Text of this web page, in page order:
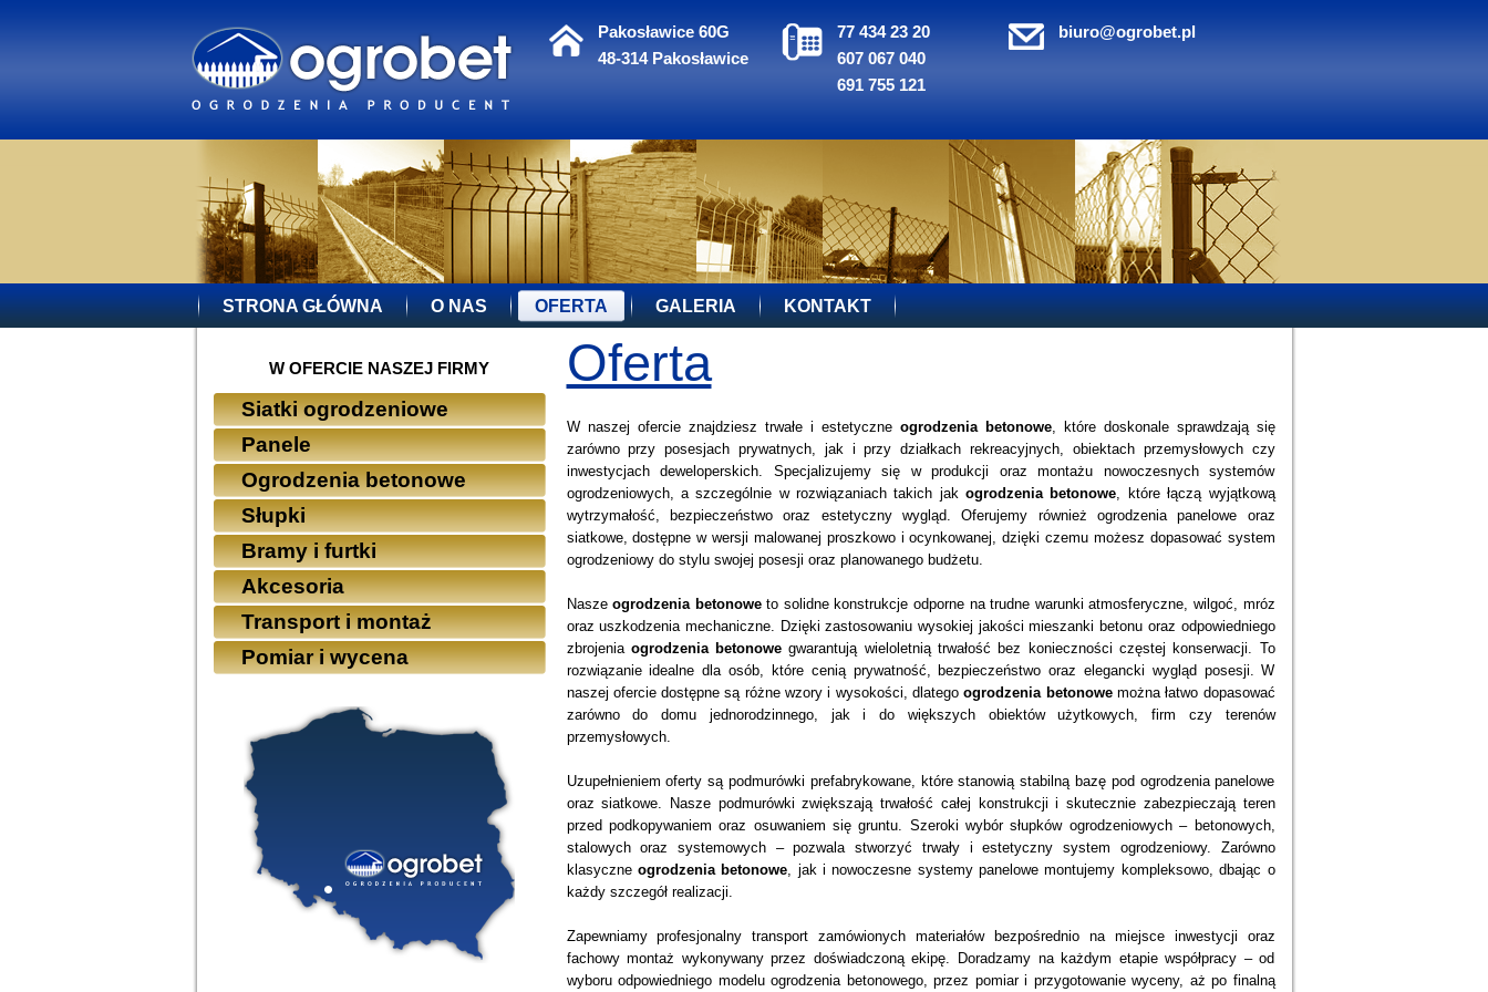
Pakosławice 60G
48-314 Pakosławice
77 434 23 20
607 067 040
691 755 121
biuro@ogrobet.pl
STRONA GŁÓWNA O NAS OFERTA GALERIA KONTAKT
W OFERCIE NASZEJ FIRMY
Siatki ogrodzeniowe
Panele
Ogrodzenia betonowe
Słupki
Bramy i furtki
Akcesoria
Transport i montaż
Pomiar i wycena
Oferta
W naszej ofercie znajdziesz trwałe i estetyczne ogrodzenia betonowe, które doskonale sprawdzają się
zarówno przy posesjach prywatnych, jak i przy działkach rekreacyjnych, obiektach przemysłowych czy
inwestycjach deweloperskich. Specjalizujemy się w produkcji oraz montażu nowoczesnych systemów
ogrodzeniowych, a szczególnie w rozwiązaniach takich jakogrodzenia betonowe, które łączą wyjątkową
wytrzymałość, bezpieczeństwo oraz estetyczny wygląd. Oferujemy również ogrodzenia panelowe oraz
siatkowe, dostępne w wersji malowanej proszkowo i ocynkowanej, dzięki czemu możesz dopasować system
ogrodzeniowy do stylu swojej posesji oraz planowanego budżetu.
Naszeogrodzenia betonoweto solidne konstrukcje odporne na trudne warunki atmosferyczne, wilgoć, mróz
oraz uszkodzenia mechaniczne. Dzięki zastosowaniu wysokiej jakości mieszanki betonu oraz odpowiedniego
zbrojenia ogrodzenia betonowe gwarantują wieloletnią trwałość bez konieczności częstej konserwacji. To
rozwiązanie idealne dla osób, które cenią prywatność, bezpieczeństwo oraz elegancki wygląd posesji. W
naszej ofercie dostępne są różne wzory i wysokości, dlategoogrodzenia betonowemożna łatwo dopasować
zarówno do domu jednorodzinnego, jak i do większych obiektów użytkowych, firm czy terenów
przemysłowych.
Uzupełnieniem oferty są podmurówki prefabrykowane, które stanowią stabilną bazę pod ogrodzenia panelowe
oraz siatkowe. Nasze podmurówki zwiększają trwałość całej konstrukcji i skutecznie zabezpieczają teren
przed podkopywaniem oraz osuwaniem się gruntu. Szeroki wybór słupków ogrodzeniowych – betonowych,
stalowych oraz systemowych – pozwala stworzyć trwały i estetyczny system ogrodzeniowy. Zarówno
klasyczne ogrodzenia betonowe, jak i nowoczesne systemy panelowe montujemy kompleksowo, dbając o
każdy szczegół realizacji.
Zapewniamy profesjonalny transport zamówionych materiałów bezpośrednio na miejsce inwestycji oraz
fachowy montaż wykonywany przez doświadczoną ekipę. Doradzamy na każdym etapie współpracy – od
wyboru odpowiedniego modelu ogrodzenia betonowego, przez pomiar i przygotowanie wyceny, aż po finalną